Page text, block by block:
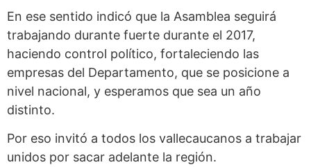
En ese sentido indicó que la Asamblea seguirá
trabajando durante fuerte durante el 2017,
haciendo control político, fortaleciendo las
empresas del Departamento, que se posicione a
nivel nacional, y esperamos que sea un año
distinto.
Por eso invitó a todos los vallecaucanos a trabajar
unidos por sacar adelante la región.